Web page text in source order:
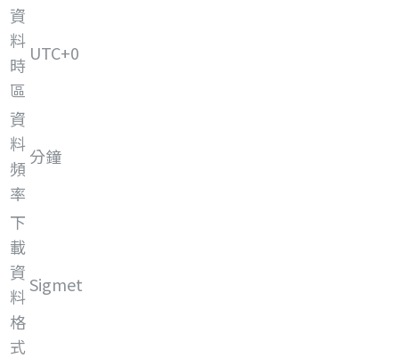
資
料
時
區
UTC+0
資
料
頻
率
分鐘
下
載
資
料
格
式
Sigmet